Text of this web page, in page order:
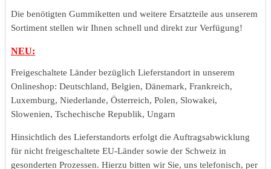
Die benötigten Gummiketten und weitere Ersatzteile aus unserem
Sortiment stellen wir Ihnen schnell und direkt zur Verfügung!
NEU:
Freigeschaltete Länder bezüglich Lieferstandort in unserem
Onlineshop: Deutschland, Belgien, Dänemark, Frankreich,
Luxemburg, Niederlande, Österreich, Polen, Slowakei,
Slowenien, Tschechische Republik, Ungarn
Hinsichtlich des Lieferstandorts erfolgt die Auftragsabwicklung
für nicht freigeschaltete EU-Länder sowie der Schweiz in
gesonderten Prozessen. Hierzu bitten wir Sie, uns telefonisch, per